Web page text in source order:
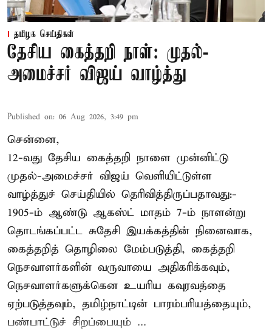
தமிழக செய்திகள்
தேசிய கைத்தறி நாள்: முதல்-
அமைச்சர் விஜய் வாழ்த்து
Published on: 06 Aug 2026, 3:49 pm
சென்னை,
12-வது தேசிய கைத்தறி நாளை முன்னிட்டு
முதல்-அமைச்சர் விஜய் வெளியிட்டுள்ள
வாழ்த்துச் செய்தியில் தெரிவித்திருப்பதாவது:-
1905-ம் ஆண்டு ஆகஸ்ட் மாதம் 7-ம் நாளன்று
தொடங்கப்பட்ட சுதேசி இயக்கத்தின் நினைவாக,
கைத்தறித் தொழிலை மேம்படுத்தி, கைத்தறி
நெசவாளர்களின் வருவாயை அதிகரிக்கவும்,
நெசவாளர்களுக்கென உயரிய கவுரவத்தை
ஏற்படுத்தவும், தமிழ்நாட்டின் பாரம்பரியத்தையும்,
பண்பாட்டுச் சிறப்பையும் ...